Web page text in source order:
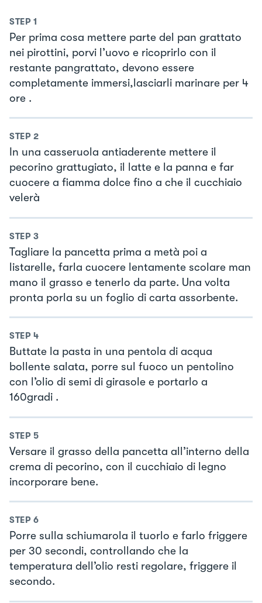
STEP 1
Per prima cosa mettere parte del pan grattato
nei pirottini, porvi l’uovo e ricoprirlo con il
restante pangrattato, devono essere
completamente immersi,lasciarli marinare per 4
ore .
STEP 2
In una casseruola antiaderente mettere il
pecorino grattugiato, il latte e la panna e far
cuocere a fiamma dolce fino a che il cucchiaio
velerà
STEP 3
Tagliare la pancetta prima a metà poi a
listarelle, farla cuocere lentamente scolare man
mano il grasso e tenerlo da parte. Una volta
pronta porla su un foglio di carta assorbente.
STEP 4
Buttate la pasta in una pentola di acqua
bollente salata, porre sul fuoco un pentolino
con l’olio di semi di girasole e portarlo a
160gradi .
STEP 5
Versare il grasso della pancetta all’interno della
crema di pecorino, con il cucchiaio di legno
incorporare bene.
STEP 6
Porre sulla schiumarola il tuorlo e farlo friggere
per 30 secondi, controllando che la
temperatura dell’olio resti regolare, friggere il
secondo.